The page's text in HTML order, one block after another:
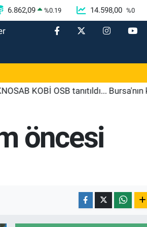
6.862,09 %0.19 14.598,00 %0
KOBİ OSB tanıtıldı... Bursa'nın
öncesi